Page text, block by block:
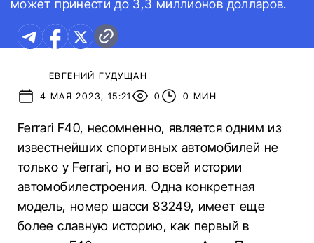
может принести до 3,3 миллионов долларов.
ЕВГЕНИЙ ГУДУЩАН
4 МАЯ 2023, 15:21
0 0 МИН
Ferrari F40, несомненно, является одним из
известнейших спортивных автомобилей не
только у Ferrari, но и во всей истории
автомобилестроения. Одна конкретная
модель, номер шасси 83249, имеет еще
более славную историю, как первый в